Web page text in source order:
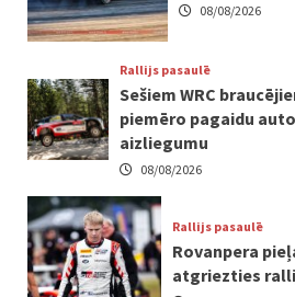
08/08/2026
Rallijs pasaulē
Sešiem WRC
piemēro pagaidu
aizliegumu
08/08/2026
Rallijs pasaulē
Rovanpera
atgriezties